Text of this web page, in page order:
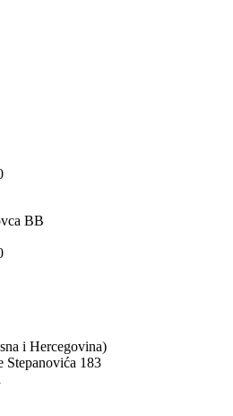
BB
i Hercegovina)
Stepanovića 183